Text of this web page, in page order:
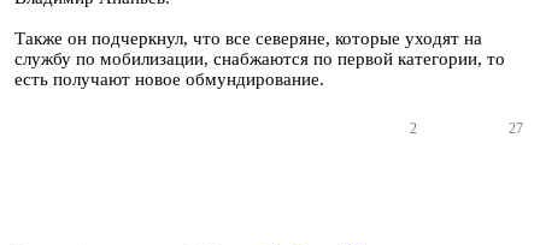
Также он подчеркнул, что все северяне, которые уходят на
службу по мобилизации, снабжаются по первой категории, то
есть получают новое обмундирование.
2 27